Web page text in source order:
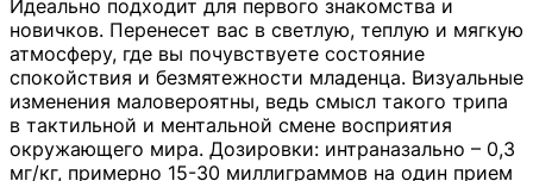
Идеально подходит для первого знакомства и
новичков. Перенесет вас в светлую, теплую и мягкую
атмосферу, где вы почувствуете состояние
спокойствия и безмятежности младенца. Визуальные
изменения маловероятны, ведь смысл такого трипа
в тактильной и ментальной смене восприятия
окружающего мира. Дозировки: интраназально – 0,3
мг/кг, примерно 15-30 миллиграммов на один прием